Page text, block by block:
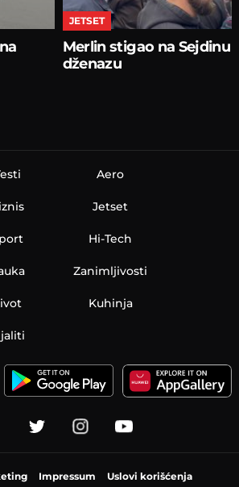
JETSET
Merlin stigao na Sejdinu
dženazu
Aero
Jetset
Hi-Tech
Zanimljivosti
Kuhinja
Impressum Uslovi korišćenja